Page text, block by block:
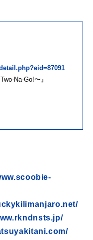
Two-Na-Go!〜』